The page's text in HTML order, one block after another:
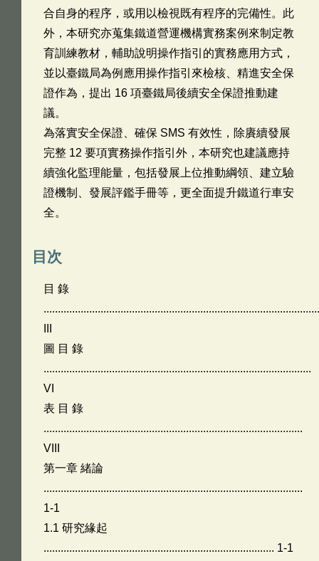
合自身的程序，或用以檢視既有程序的完備性。此
外，本研究亦蒐集鐵道營運機構實務案例來制定教
育訓練教材，輔助說明操作指引的實務應用方式，
並以臺鐵局為例應用操作指引來檢核、精進安全保
證作為，提出 16 項臺鐵局後續安全保證推動建
議。
為落實安全保證、確保 SMS 有效性，除賡續發展
完整 12 要項實務操作指引外，本研究也建議應持
續強化監理能量，包括發展上位推動綱領、建立驗
證機制、發展評鑑手冊等，更全面提升鐵道行車安
全。
目次
目 錄
圖 目 錄
..............................................................................................
VI
表 目 錄
...........................................................................................
VIII
第一章 緒論
...........................................................................................
1-1
1.1 研究緣起
................................................................................. 1-1